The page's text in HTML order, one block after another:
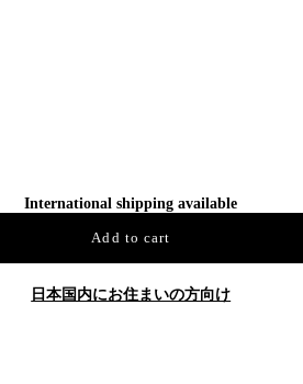
International shipping available
Add to cart
日本国内にお住まいの方向け